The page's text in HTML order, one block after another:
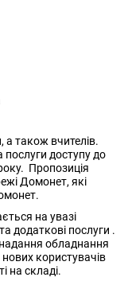
а також вчителів.
доступу до
Пропозиція
Домонет, які
на увазі
додаткові послуги .
обладнання
користувачів
на складі.